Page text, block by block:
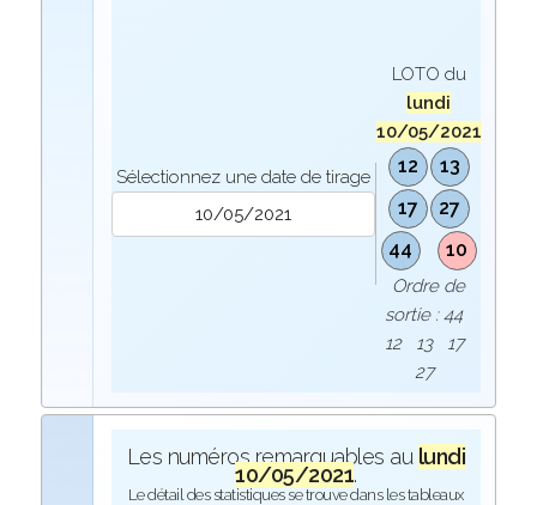
Sélectionnez une date de tirage
LOTO du
lundi
10/05/2021
12
13
17
27
44
10
Ordre de
sortie : 44
12 13 17
27
Les numéros remarquables au lundi
10/05/2021.
Le détail des statistiques se trouve dans les tableaux